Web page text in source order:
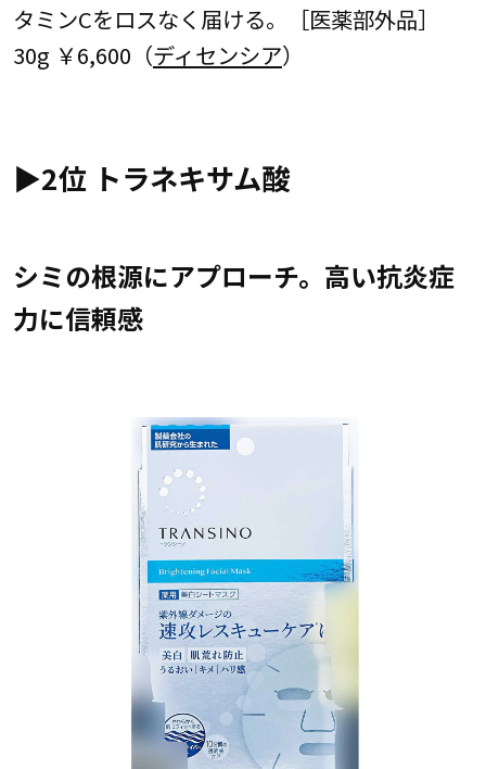
タミンCをロスなく届ける。［医薬部外品］
30g ￥6,600（ディセンシア）
▶︎2位 トラネキサム酸
シミの根源にアプローチ。高い抗炎症
力に信頼感